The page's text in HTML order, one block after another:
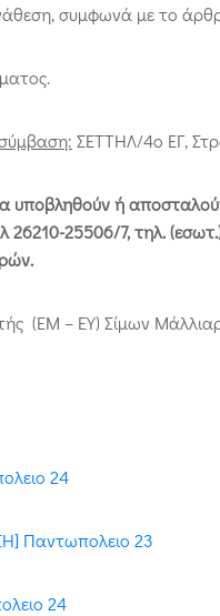
συμφωνά με το
ΣΕΤΤΗΛ/4ο ΕΓ,
υποβληθούν ή
26210-25506/7, τηλ.
(ΕΜ – ΕΥ) Σίμων
24
Παντωπολειο 23
24